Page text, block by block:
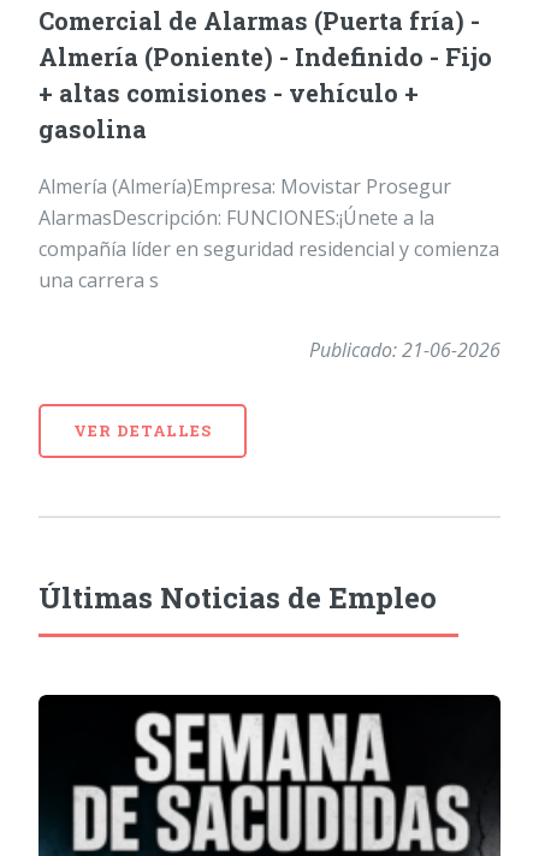
Comercial de Alarmas (Puerta fría) -
Almería (Poniente) - Indefinido - Fijo
+ altas comisiones - vehículo +
gasolina
Almería (Almería)Empresa: Movistar Prosegur
AlarmasDescripción: FUNCIONES:¡Únete a la
compañía líder en seguridad residencial y comienza
una carrera s
Publicado: 21-06-2026
VER DETALLES
Últimas Noticias de Empleo